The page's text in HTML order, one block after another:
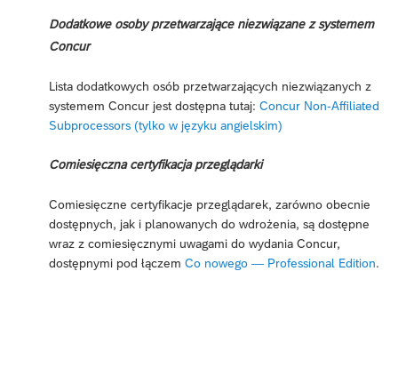
Dodatkowe osoby przetwarzające niezwiązane z systemem
Concur
Lista dodatkowych osób przetwarzających niezwiązanych z
systemem Concur jest dostępna tutaj: Concur Non-Affiliated
Subprocessors (tylko w języku angielskim)
Comiesięczna certyfikacja przeglądarki
Comiesięczne certyfikacje przeglądarek, zarówno obecnie
dostępnych, jak i planowanych do wdrożenia, są dostępne
wraz z comiesięcznymi uwagami do wydania Concur,
dostępnymi pod łączem Co nowego — Professional Edition.